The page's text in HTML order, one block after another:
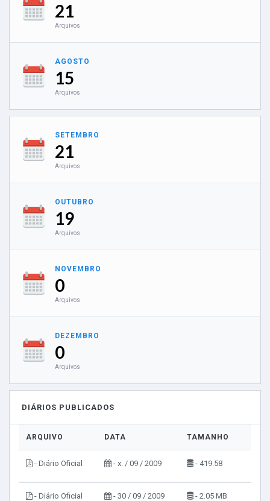
21
Arquivos
AGOSTO
15
Arquivos
SETEMBRO
21
Arquivos
OUTUBRO
19
Arquivos
NOVEMBRO
0
Arquivos
DEZEMBRO
0
Arquivos
DIÁRIOS PUBLICADOS
ARQUIVO DATA TAMANHO
- Diário Oficial - x. / 09 / 2009 - 419.58
- Diário Oficial - 30 / 09 / 2009 - 2.05 MB